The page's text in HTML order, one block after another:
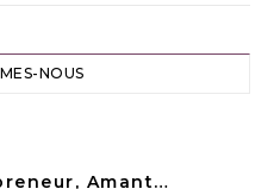
NOUS
Amant…